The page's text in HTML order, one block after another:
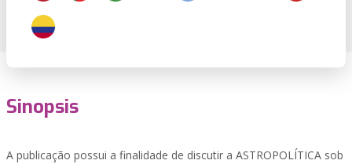
Sinopsis
A publicação possui a finalidade de discutir a ASTROPOLÍTICA sob